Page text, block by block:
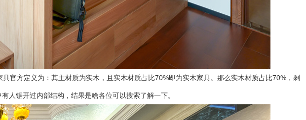
官方定义为：其主材质为实木，且实木材质占比70%即为实木家具。那么实木材质占比70%，剩
人锯开过内部结构，结果是啥各位可以搜索了解一下。